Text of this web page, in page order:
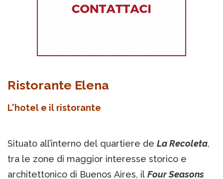
Ristorante Elena
L'hotel e il ristorante
Situato all’interno del quartiere de La Recoleta,
tra le zone di maggior interesse storico e
architettonico di Buenos Aires, il Four Seasons